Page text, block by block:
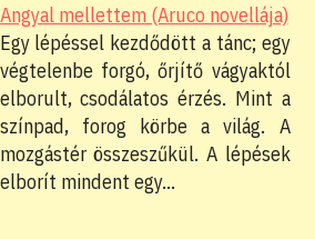
Angyal mellettem (Aruco novellája)
Egy lépéssel kezdődött a tánc; egy
végtelenbe forgó, őrjítő vágyaktól
elborult, csodálatos érzés. Mint a
színpad, forog körbe a világ. A
mozgástér összeszűkül. A lépések
mindent egy…